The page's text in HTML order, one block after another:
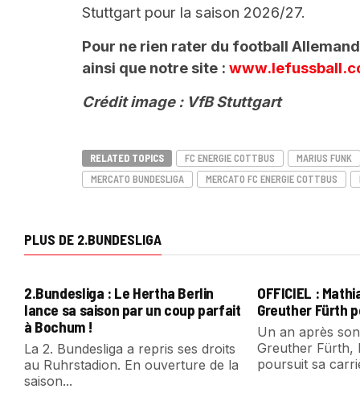
Stuttgart pour la saison 2026/27.
Pour ne rien rater du football
ainsi que notre site :
Crédit image : VfB Stuttgart
RELATED TOPICS FC ENERGIE COTTBUS
MARIUS FUNK
MERCATO BUNDESLIGA
MERCATO FC ENERGIE COTTBUS
PLUS DE 2.BUNDESLIGA
2.Bundesliga : Le Hertha Berlin
lance sa saison par un coup parfait
à Bochum !
La 2. Bundesliga a repris ses droits
au Ruhrstadion. En ouverture de la
saison...
OFFICIEL :
Greuther Fürth
Un an après
Greuther Fürth,
poursuit sa